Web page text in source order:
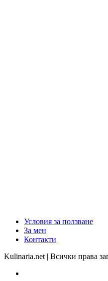
Условия за ползване
За мен
Контакти
Kulinaria.net | Всички права